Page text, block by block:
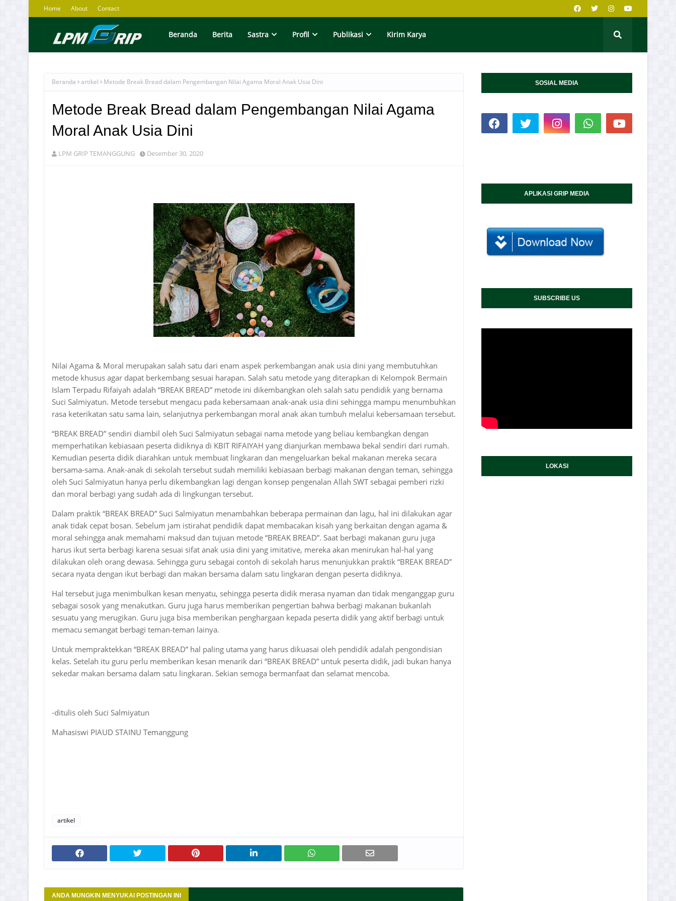
Home About Contact
Beranda Berita Sastra Profil Publikasi Kirim Karya
Beranda artikel Metode Break Bread dalam Pengembangan Nilai Agama Moral Anak Usia Dini
Metode Break Bread dalam Pengembangan Nilai Agama
Moral Anak Usia Dini
LPM GRIP TEMANGGUNG Desember 30, 2020
Nilai Agama & Moral merupakan salah satu dari enam aspek perkembangan anak usia dini yang membutuhkan
metode khusus agar dapat berkembang sesuai harapan. Salah satu metode yang diterapkan di Kelompok Bermain
Islam Terpadu Rifaiyah adalah “BREAK BREAD” metode ini dikembangkan oleh salah satu pendidik yang bernama
Suci Salmiyatun. Metode tersebut mengacu pada kebersamaan anak-anak usia dini sehingga mampu menumbuhkan
rasa keterikatan satu sama lain, selanjutnya perkembangan moral anak akan tumbuh melalui kebersamaan tersebut.
“BREAK BREAD” sendiri diambil oleh Suci Salmiyatun sebagai nama metode yang beliau kembangkan dengan
memperhatikan kebiasaan peserta didiknya di KBIT RIFAIYAH yang dianjurkan membawa bekal sendiri dari rumah.
Kemudian peserta didik diarahkan untuk membuat lingkaran dan mengeluarkan bekal makanan mereka secara
bersama-sama. Anak-anak di sekolah tersebut sudah memiliki kebiasaan berbagi makanan dengan teman, sehingga
oleh Suci Salmiyatun hanya perlu dikembangkan lagi dengan konsep pengenalan Allah SWT sebagai pemberi rizki
dan moral berbagi yang sudah ada di lingkungan tersebut.
Dalam praktik “BREAK BREAD” Suci Salmiyatun menambahkan beberapa permainan dan lagu, hal ini dilakukan agar
anak tidak cepat bosan. Sebelum jam istirahat pendidik dapat membacakan kisah yang berkaitan dengan agama &
moral sehingga anak memahami maksud dan tujuan metode “BREAK BREAD”. Saat berbagi makanan guru juga
harus ikut serta berbagi karena sesuai sifat anak usia dini yang imitative, mereka akan menirukan hal-hal yang
dilakukan oleh orang dewasa. Sehingga guru sebagai contoh di sekolah harus menunjukkan praktik “BREAK BREAD”
secara nyata dengan ikut berbagi dan makan bersama dalam satu lingkaran dengan peserta didiknya.
Hal tersebut juga menimbulkan kesan menyatu, sehingga peserta didik merasa nyaman dan tidak menganggap guru
sebagai sosok yang menakutkan. Guru juga harus memberikan pengertian bahwa berbagi makanan bukanlah
sesuatu yang merugikan. Guru juga bisa memberikan penghargaan kepada peserta didik yang aktif berbagi untuk
memacu semangat berbagi teman-teman lainya.
Untuk mempraktekkan “BREAK BREAD” hal paling utama yang harus dikuasai oleh pendidik adalah pengondisian
kelas. Setelah itu guru perlu memberikan kesan menarik dari “BREAK BREAD” untuk peserta didik, jadi bukan hanya
sekedar makan bersama dalam satu lingkaran. Sekian semoga bermanfaat dan selamat mencoba.
-ditulis oleh Suci Salmiyatun
Mahasiswi PIAUD STAINU Temanggung
artikel
ANDA MUNGKIN MENYUKAI POSTINGAN INI
SOSIAL MEDIA
APLIKASI GRIP MEDIA
SUBSCRIBE US
LOKASI